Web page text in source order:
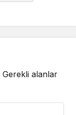
Gerekli alanlar